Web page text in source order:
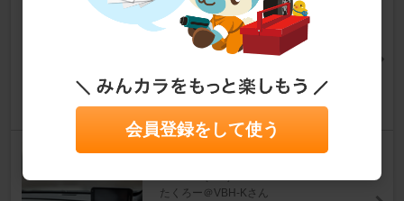
STI クラス優勝記念アクリルキ
ーホルダー
[VBH]
112
Yupiteru Super Cat YPK-32L
たくろー＠VBH-Kさん
会員登録をして使う